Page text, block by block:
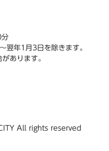
翌年1月3日を除きます。
あります。
All rights reserved